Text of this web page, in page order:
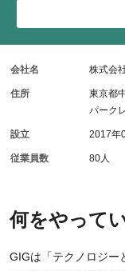
何をやって
GIGは「テクノロジー
会社名 株式会
住所
東京都
パーク
設立 2017年
従業員数 80人